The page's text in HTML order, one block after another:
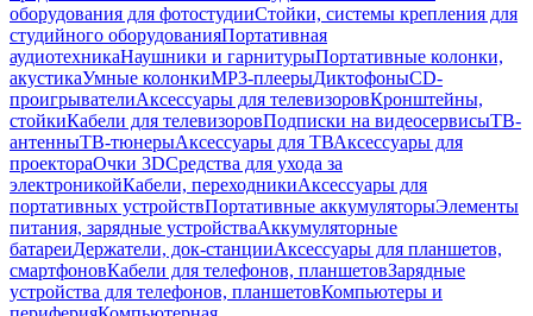
оборудования для фотостудииСтойки, системы крепления для
студийного оборудованияПортативная
аудиотехникаНаушники и гарнитурыПортативные колонки,
акустикаУмные колонкиMP3-плеерыДиктофоныCD-
проигрывателиАксессуары для телевизоровКронштейны,
стойкиКабели для телевизоровПодписки на видеосервисыТВ-
антенныТВ-тюнерыАксессуары для ТВАксессуары для
проектораОчки 3DСредства для ухода за
электроникойКабели, переходникиАксессуары для
портативных устройствПортативные аккумуляторыЭлементы
питания, зарядные устройстваАккумуляторные
батареиДержатели, док-станцииАксессуары для планшетов,
смартфоновКабели для телефонов, планшетовЗарядные
устройства для телефонов, планшетовКомпьютеры и